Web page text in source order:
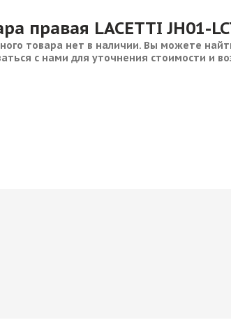
правая LACETTI JH01-
товара нет в наличии. Вы можете
с нами для уточнения стоимости и